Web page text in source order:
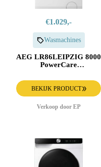
€1.029,-
Wasmachines
AEG LR86LEIPZIG 8000
PowerCare
Wasmachine
BEKIJK PRODUCT
Verkoop door EP